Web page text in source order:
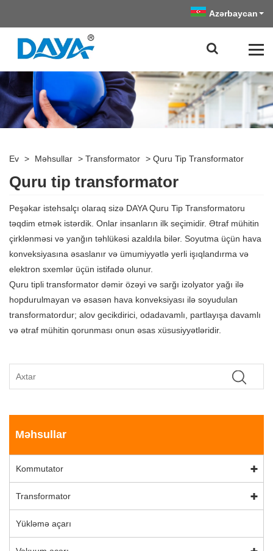
Azərbaycan
Ev > Məhsullar > Transformator > Quru Tip Transformator
Quru tip transformator
Peşəkar istehsalçı olaraq sizə DAYA Quru Tip Transformatoru
təqdim etmək istərdik. Onlar insanların ilk seçimidir. Ətraf mühitin
çirklənməsi və yanğın təhlükəsi azaldıla bilər. Soyutma üçün hava
konveksiyasına əsaslanır və ümumiyyətlə yerli işıqlandırma və
elektron sxemlər üçün istifadə olunur.
Quru tipli transformator dəmir özəyi və sarğı izolyator yağı ilə
hopdurulmayan və əsasən hava konveksiyası ilə soyudulan
transformatordur; alov gecikdirici, odadavamlı, partlayışa davamlı
və ətraf mühitin qorunması onun əsas xüsusiyyətləridir.
Məhsullar
Kommutator
Transformator
Yükləmə açarı